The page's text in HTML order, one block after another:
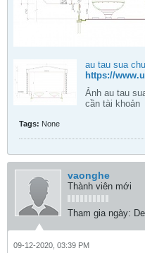
au tau sua
https://
Ảnh au tau
cần tài khoản
Tags: None
vaonghe
Thành viên mới
Tham gia ngày:
09-12-2020, 03:39 PM